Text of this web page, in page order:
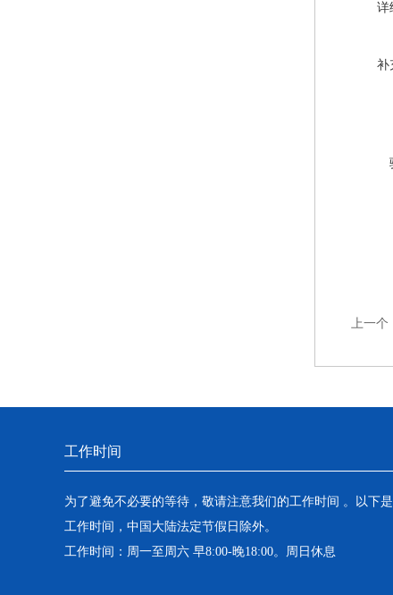
详
补
上一个
工作时间
为了避免不必要的等待，敬请注意我们的工作时间 。以下
工作时间，中国大陆法定节假日除外。
工作时间：周一至周六 早8:00-晚18:00。周日休息